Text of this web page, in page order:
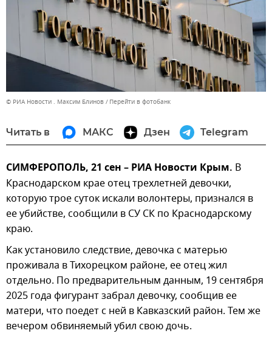
© РИА Новости . Максим Блинов Перейти в фотобанк
Читать в МАКС Дзен Telegram
СИМФЕРОПОЛЬ, 21 сен – РИА Новости Крым. В
Краснодарском крае отец трехлетней девочки,
которую трое суток искали волонтеры, признался в
ее убийстве, сообщили в СУ СК по Краснодарскому
краю.
Как установило следствие, девочка с матерью
проживала в Тихорецком районе, ее отец жил
отдельно. По предварительным данным, 19 сентября
2025 года фигурант забрал девочку, сообщив ее
матери, что поедет с ней в Кавказский район. Тем же
вечером обвиняемый убил свою дочь.